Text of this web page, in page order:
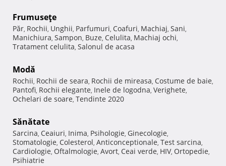
Frumuseţe
Păr, Rochii, Unghii, Parfumuri, Coafuri, Machiaj, Sani,
Manichiura, Sampon, Buze, Celulita, Machiaj ochi,
Tratament celulita, Salonul de acasa
Modă
Rochii, Rochii de seara, Rochii de mireasa, Costume de baie,
Pantofi, Rochii elegante, Inele de logodna, Verighete,
Ochelari de soare, Tendinte 2020
Sănătate
Sarcina, Ceaiuri, Inima, Psihologie, Ginecologie,
Stomatologie, Colesterol, Anticonceptionale, Test sarcina,
Cardiologie, Oftalmologie, Avort, Ceai verde, HIV, Ortopedie,
Psihiatrie